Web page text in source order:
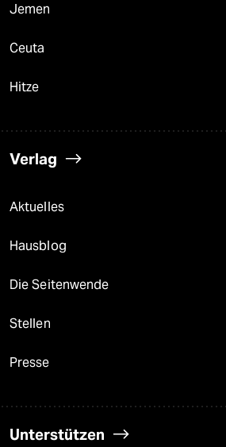
Jemen
Ceuta
Hitze
Verlag
Aktuelles
Hausblog
Die Seitenwende
Stellen
Presse
Unterstützen